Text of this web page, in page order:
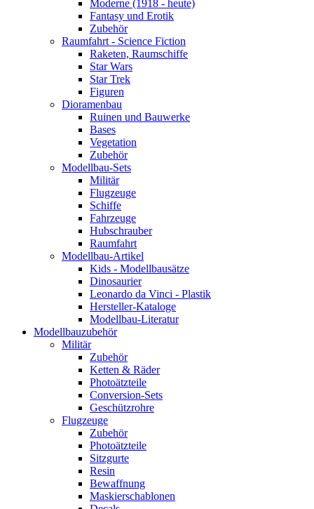
Moderne (1918 - heute)
Fantasy und Erotik
Zubehör
Raumfahrt - Science Fiction
Raketen, Raumschiffe
Star Wars
Star Trek
Figuren
Dioramenbau
Ruinen und Bauwerke
Bases
Vegetation
Zubehör
Modellbau-Sets
Militär
Flugzeuge
Schiffe
Fahrzeuge
Hubschrauber
Raumfahrt
Modellbau-Artikel
Kids - Modellbausätze
Dinosaurier
Leonardo da Vinci - Plastik
Hersteller-Kataloge
Modellbau-Literatur
Modellbauzubehör
Militär
Zubehör
Ketten & Räder
Photoätzteile
Conversion-Sets
Geschützrohre
Flugzeuge
Zubehör
Photoätzteile
Sitzgurte
Resin
Bewaffnung
Maskierschablonen